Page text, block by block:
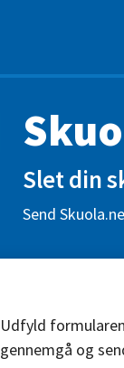
Slet din
Send
Udfyld
gennemgå og